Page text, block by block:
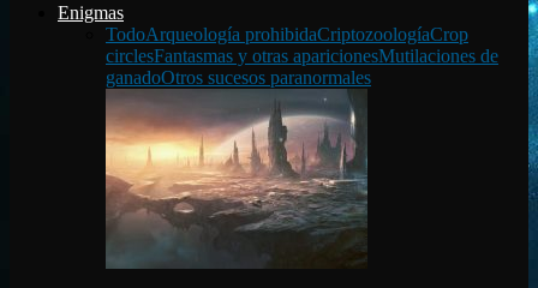
Enigmas
TodoArqueología prohibidaCriptozoologíaCrop
circlesFantasmas y otras aparicionesMutilaciones de
ganadoOtros sucesos paranormales